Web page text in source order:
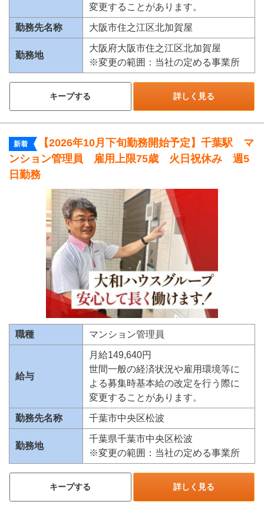
変更することがあります。
勤務先名称 大阪市住之江区北加賀屋
勤務地
大阪府大阪市住之江区北加賀屋
※変更の範囲：当社の定める事業所
キープする 詳しく見る
新着
【2026年10月下旬勤務開始予定】千葉駅 マ
ンション管理員 雇用上限75歳 火日祝休み 週5
日勤務
職種 マンション管理員
給与
月給149,640円
世間一般の経済状況や雇用環境等に
よる募集時基本給の改定を行う際に
変更することがあります。
勤務先名称 千葉市中央区松波
勤務地
千葉県千葉市中央区松波
※変更の範囲：当社の定める事業所
キープする 詳しく見る